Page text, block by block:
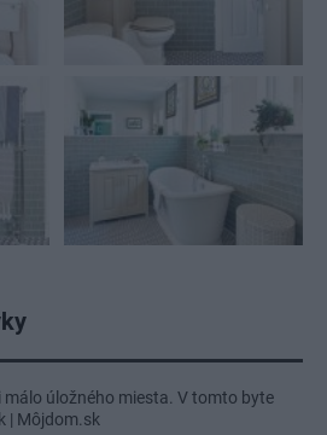
málo úložného miesta. V tomto byte
| Môjdom.sk